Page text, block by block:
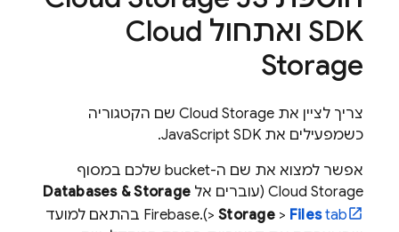
SDK ואתחול
Cloud
Storage
צריך לציין את Cloud Storage שם הקטגוריה
כשמפעילים את JavaScript SDK.
אפשר למצוא את שם ה-bucket שלכם במסוף
Cloud Storage (עוברים אל Databases & Storage
> Storage> Filestab
).
Firebase בהתאם למועד